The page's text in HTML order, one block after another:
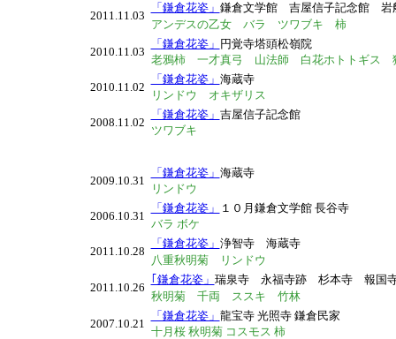
2011.11.03
「鎌倉花姿」 鎌倉文学館 吉屋信子記念館
アンデスの乙女 バラ ツワブキ 柿
2010.11.03
「鎌倉花姿」 円覚寺塔頭松嶺院
老鴉柿 一才真弓 山法師 白花ホトトギス
2010.11.02
「鎌倉花姿」 海蔵寺
リンドウ オキザリス
2008.11.02
「鎌倉花姿」 吉屋信子記念館
ツワブキ
2009.10.31
「鎌倉花姿」 海蔵寺
リンドウ
2006.10.31
「鎌倉花姿」
１０月鎌倉文学館 長谷寺
バラ ボケ
2011.10.28
「鎌倉花姿」 浄智寺 海蔵寺
八重秋明菊 リンドウ
2011.10.26
｢鎌倉花姿」 瑞泉寺 永福寺跡 杉本寺 報
秋明菊 千両 ススキ 竹林
2007.10.21
「鎌倉花姿」 龍宝寺 光照寺 鎌倉民家
十月桜 秋明菊 コスモス 柿